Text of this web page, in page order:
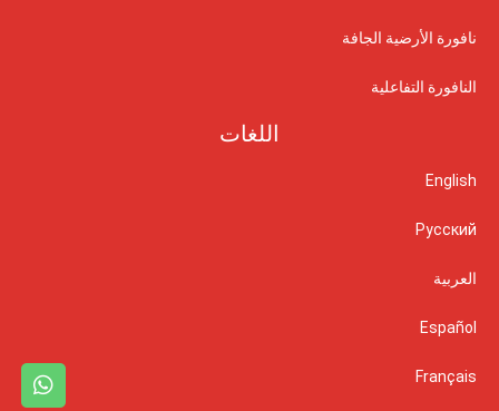
نافورة الأرضية الجافة
النافورة التفاعلية
اللغات
English
Русский
العربية
Español
Français